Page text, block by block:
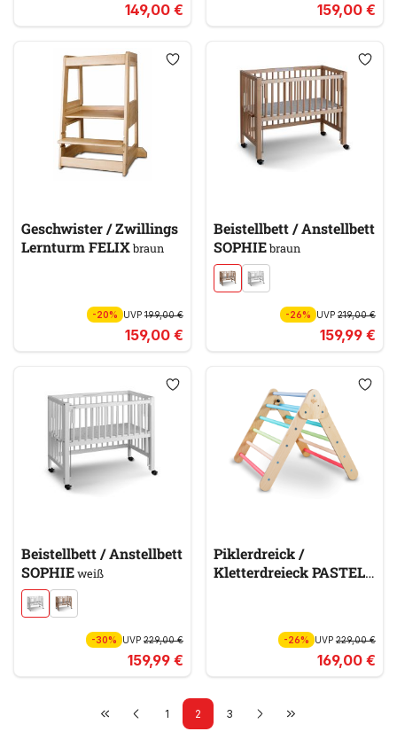
149,00 € 159,00 €
Geschwister / Zwillings
Lernturm FELIXbraun
-20% UVP 199,00 €
159,00 €
Beistellbett / Anstellbett
SOPHIEbraun
-26% UVP219,00 €
159,99 €
Beistellbett / Anstellbett
SOPHIEweiß
-30% UVP 229,00 €
159,99 €
Piklerdreick /
Kletterdreieck PASTELL
-26% UVP229,00 €
169,00 €
1 2 3